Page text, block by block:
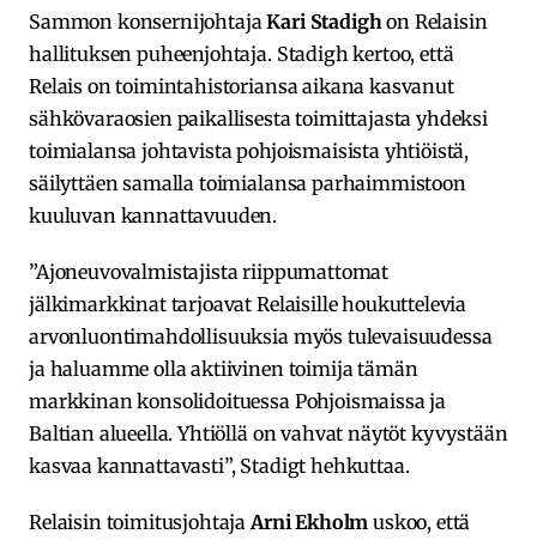
Sammon konsernijohtajaKari Stadigh on Relaisin
hallituksen puheenjohtaja. Stadigh kertoo, että
Relais on toimintahistoriansa aikana kasvanut
sähkövaraosien paikallisesta toimittajasta yhdeksi
toimialansa johtavista pohjoismaisista yhtiöistä,
säilyttäen samalla toimialansa parhaimmistoon
kuuluvan kannattavuuden.
”Ajoneuvovalmistajista riippumattomat
jälkimarkkinat tarjoavat Relaisille houkuttelevia
arvonluontimahdollisuuksia myös tulevaisuudessa
ja haluamme olla aktiivinen toimija tämän
markkinan konsolidoituessa Pohjoismaissa ja
Baltian alueella. Yhtiöllä on vahvat näytöt kyvystään
kasvaa kannattavasti”, Stadigt hehkuttaa.
Relaisin toimitusjohtaja Arni Ekholm uskoo, että